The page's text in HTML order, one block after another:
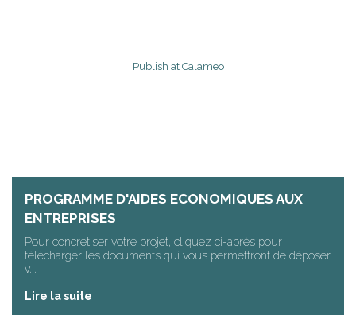
Publish at Calameo
PROGRAMME D'AIDES ECONOMIQUES AUX
ENTREPRISES
Pour concretiser votre projet, cliquez ci-après pour
télécharger les documents qui vous permettront de déposer
v...
Lire la suite